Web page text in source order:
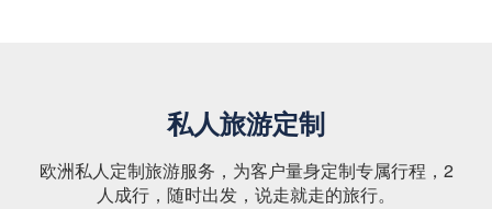
私人旅游定制
欧洲私人定制旅游服务，为客户量身定制专属行程，2
人成行，随时出发，说走就走的旅行。